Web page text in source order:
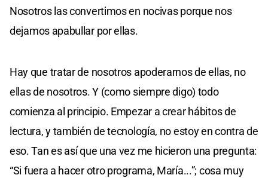
Nosotros las convertimos en nocivas porque nos
dejamos apabullar por ellas.
Hay que tratar de nosotros apoderarnos de ellas, no
ellas de nosotros. Y (como siempre digo) todo
comienza al principio. Empezar a crear hábitos de
lectura, y también de tecnología, no estoy en contra de
eso. Tan es así que una vez me hicieron una pregunta:
“Si fuera a hacer otro programa, María...”; cosa muy